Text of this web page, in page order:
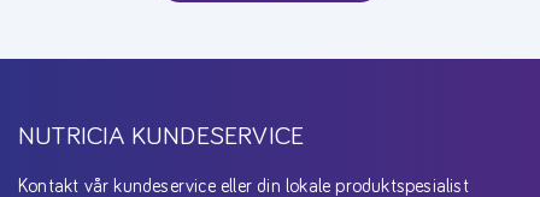
NUTRICIA KUNDESERVICE
Kontakt vår kundeservice eller din lokale produktspesialist